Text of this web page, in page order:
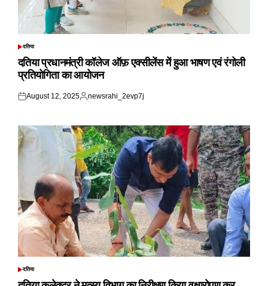
POSTED
दतिया
दतिया प्रधानमंत्री कॉलेज ऑफ़ एक्सीलेंस में हुआ भाषण एवं रंगोली
प्रतियोगिता का आयोजन
Posted
August 12, 2025
Posted
newsrahi_2evp7j
POSTED
दतिया